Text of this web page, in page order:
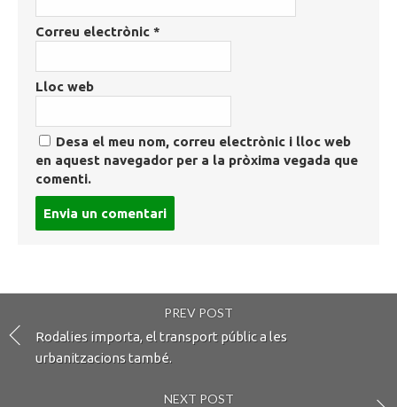
Correu electrònic *
Lloc web
Desa el meu nom, correu electrònic i lloc web
en aquest navegador per a la pròxima vegada que
comenti.
PREV POST
Rodalies importa, el transport públic a les
urbanitzacions també.
NEXT POST